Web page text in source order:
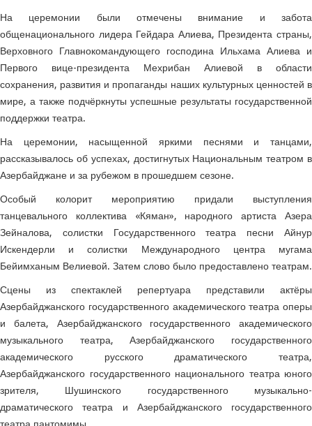
На церемонии были отмечены внимание и забота
общенационального лидера Гейдара Алиева, Президента страны,
Верховного Главнокомандующего господина Ильхама Алиева и
Первого вице-президента Мехрибан Алиевой в области
сохранения, развития и пропаганды наших культурных ценностей в
мире, а также подчёркнуты успешные результаты государственной
поддержки театра.
На церемонии, насыщенной яркими песнями и танцами,
рассказывалось об успехах, достигнутых Национальным театром в
Азербайджане и за рубежом в прошедшем сезоне.
Особый колорит мероприятию придали выступления
танцевального коллектива «Кяман», народного артиста Азера
Зейналова, солистки Государственного театра песни Айнур
Искендерли и солистки Международного центра мугама
Бейимханым Велиевой. Затем слово было предоставлено театрам.
Сцены из спектаклей репертуара представили актёры
Азербайджанского государственного академического театра оперы
и балета, Азербайджанского государственного академического
музыкального театра, Азербайджанского государственного
академического русского драматического театра,
Азербайджанского государственного национального театра юного
зрителя, Шушинского государственного музыкально-
драматического театра и Азербайджанского государственного